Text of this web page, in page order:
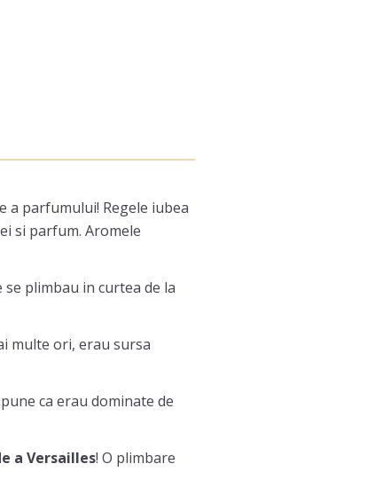
a parfumului! Regele iubea
si parfum. Aromele
plimbau in curtea de la
multe ori, erau sursa
ca erau dominate de
a Versailles! O plimbare